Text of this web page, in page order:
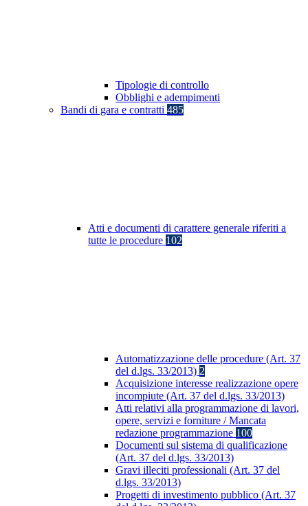
Tipologie di controllo
Obblighi e adempimenti
Bandi di gara e contratti 485
Atti e documenti di carattere generale riferiti a
tutte le procedure 102
Automatizzazione delle procedure (Art. 37
del d.lgs. 33/2013) 2
Acquisizione interesse realizzazione opere
incompiute (Art. 37 del d.lgs. 33/2013)
Atti relativi alla programmazione di lavori,
opere, servizi e forniture / Mancata
redazione programmazione 100
Documenti sul sistema di qualificazione
(Art. 37 del d.lgs. 33/2013)
Gravi illeciti professionali (Art. 37 del
d.lgs. 33/2013)
Progetti di investimento pubblico (Art. 37